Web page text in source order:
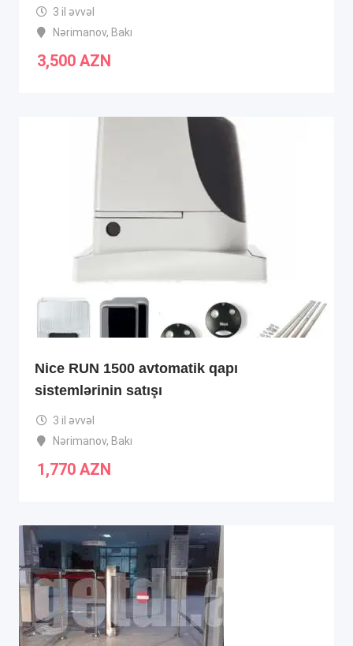
3 il əvvəl
Nərimanov, Bakı
3,500 AZN
Nice RUN 1500 avtomatik qapı
sistemlərinin satışı
3 il əvvəl
Nərimanov, Bakı
1,770 AZN